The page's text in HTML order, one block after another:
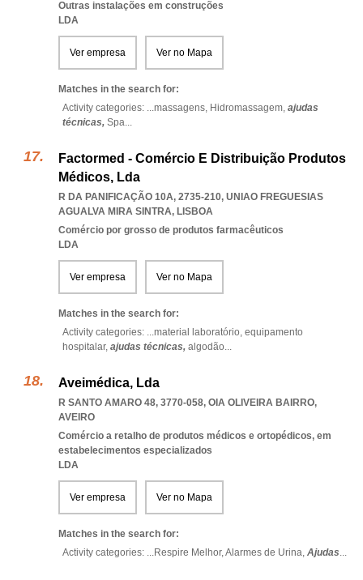
Outras instalações em construções
LDA
Ver empresa Ver no Mapa
Matches in the search for:
Activity categories: ...massagens, Hidromassagem, ajudas
técnicas, Spa...
Factormed - Comércio E Distribuição Produtos
Médicos, Lda
R DA PANIFICAÇÃO 10A, 2735-210, UNIAO FREGUESIAS
AGUALVA MIRA SINTRA, LISBOA
Comércio por grosso de produtos farmacêuticos
LDA
Ver empresa Ver no Mapa
Matches in the search for:
Activity categories: ...material laboratório, equipamento
hospitalar, ajudas técnicas, algodão...
Aveimédica, Lda
R SANTO AMARO 48, 3770-058, OIA OLIVEIRA BAIRRO,
AVEIRO
Comércio a retalho de produtos médicos e ortopédicos, em
estabelecimentos especializados
LDA
Ver empresa Ver no Mapa
Matches in the search for:
Activity categories: ...Respire Melhor,Alarmes de Urina, Ajudas...